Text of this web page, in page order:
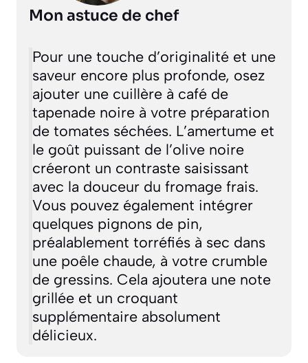
Mon astuce de chef
Pour une touche d’originalité et une
saveur encore plus profonde, osez
ajouter une cuillère à café de
tapenade noire à votre préparation
de tomates séchées. L’amertume et
le goût puissant de l’olive noire
créeront un contraste saisissant
avec la douceur du fromage frais.
Vous pouvez également intégrer
quelques pignons de pin,
préalablement torréfiés à sec dans
une poêle chaude, à votre crumble
de gressins. Cela ajoutera une note
grillée et un croquant
supplémentaire absolument
délicieux.